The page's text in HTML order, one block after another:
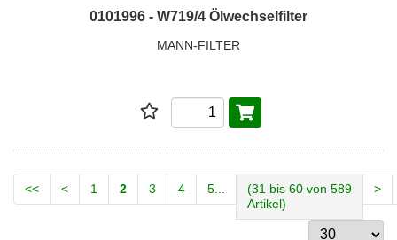
0101996 - W719/4 Ölwechselfilter
MANN-FILTER
<< < 1 2 3 4 5...
(31 bis 60 von 589
Artikel)
>